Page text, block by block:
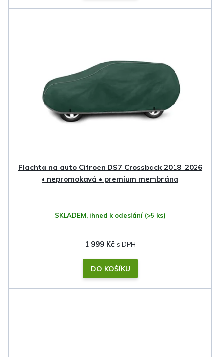
Plachta na auto Citroen DS7 Crossback 2018-2026
• nepromokavá • premium membrána
SKLADEM, ihned k odeslání (>5 ks)
1 999 Kč
DO KOŠÍKU